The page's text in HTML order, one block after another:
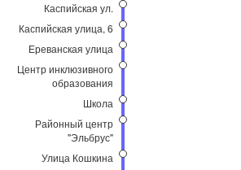
Каспийская ул.
Каспийская улица, 6
Ереванская улица
Центр инклюзивного
образования
Школа
Районный центр
"Эльбрус"
Улица Кошкина